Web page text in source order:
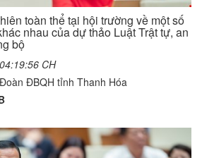
toàn thể tại hội trường về một số
nhau của dự thảo Luật Trật tự, an
bộ
CH
ĐBQH tỉnh Thanh Hóa